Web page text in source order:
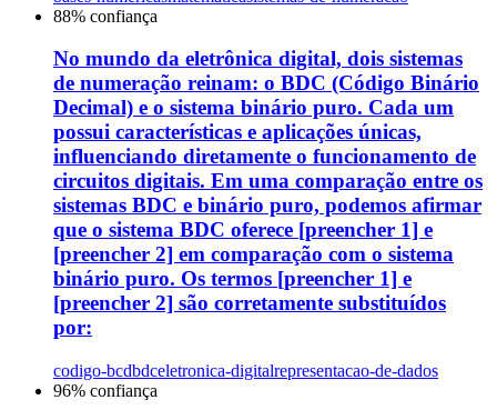
88% confiança
No mundo da eletrônica digital, dois sistemas
de numeração reinam: o BDC (Código Binário
Decimal) e o sistema binário puro. Cada um
possui características e aplicações únicas,
influenciando diretamente o funcionamento de
circuitos digitais. Em uma comparação entre os
sistemas BDC e binário puro, podemos afirmar
que o sistema BDC oferece [preencher 1] e
[preencher 2] em comparação com o sistema
binário puro. Os termos [preencher 1] e
[preencher 2] são corretamente substituídos
por:
codigo-bcdbdceletronica-digitalrepresentacao-de-dados
96% confiança